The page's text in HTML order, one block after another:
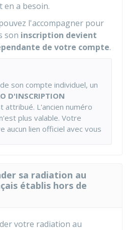
a besoin.
l'accompagner pour
son inscription devient
de votre compte.
son compte individuel, un
D'INSCRIPTION
attribué. L'ancien numéro
plus valable. Votre
aucun lien officiel avec vous
sa radiation au
établis hors de
votre radiation au